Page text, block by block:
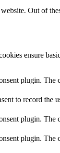
Out of
ensure
plugin. The
to record the
plugin. The
plugin. The